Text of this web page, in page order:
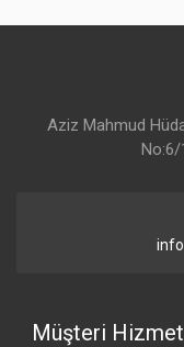
Aziz Mahmud
No:6/
Müşteri